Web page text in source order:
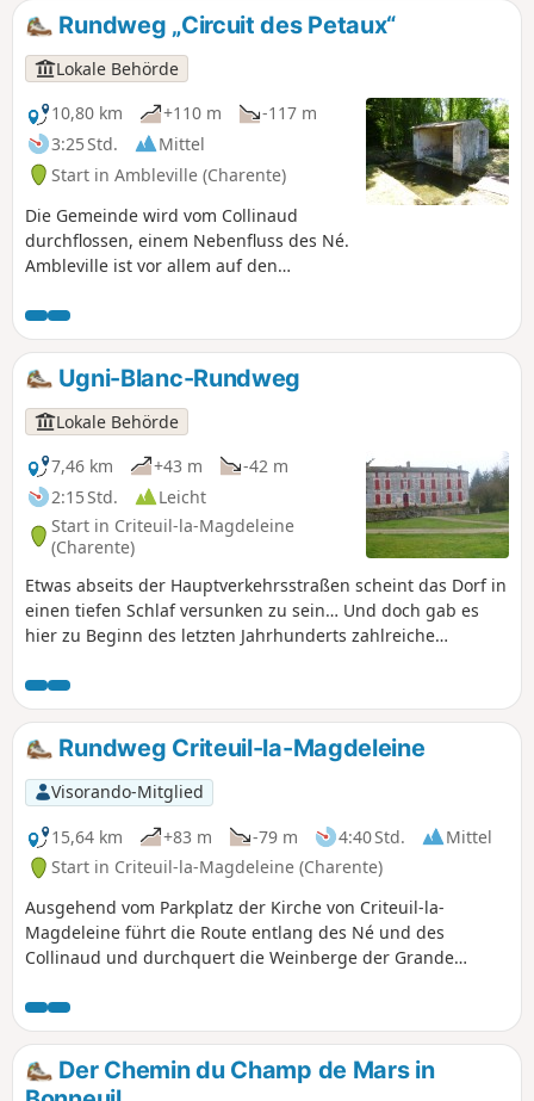
Rundweg „Circuit des Petaux“
Lokale Behörde
10,80 km
+110 m
-117 m
3:25 Std.
Mittel
Start in Ambleville (Charente)
Die Gemeinde wird vom Collinaud
durchflossen, einem Nebenfluss des Né.
Ambleville ist vor allem auf den
auch über fruchtbares
Getreideanbaugebiet.
Ugni-Blanc-Rundweg
Lokale Behörde
7,46 km
+43 m
-42 m
2:15 Std.
Leicht
Start in Criteuil-la-Magdeleine
(Charente)
Etwas abseits der Hauptverkehrsstraßen scheint das Dorf in
einen tiefen Schlaf versunken zu sein… Und doch gab es
hier zu Beginn des letzten Jahrhunderts zahlreiche
Umgebung zu Ansehen verhalfen. Criteuil-la-Magdeleine
besticht durch große Häuser, sogenannte „Logis“, und etwa
zehn Mühlen (die heute nicht mehr in Betrieb sind), die am
Fluss „Né“ liegen. Einige davon sind vom Wanderweg aus
zu sehen.
Rundweg Criteuil-la-Magdeleine
Visorando-Mitglied
15,64 km
+83 m -79 m 4:40 Std.
Mittel
Start in Criteuil-la-Magdeleine (Charente)
Ausgehend vom Parkplatz der Kirche von Criteuil-la-
Magdeleine führt die Route entlang des Né und des
Collinaud und durchquert die Weinberge der Grande
die Kirche Saint-Macrin - Saint Jean Baptiste, die Kapelle La
Magdeleine, die schönen Weingüter, das Waschhaus, die
Trinkwasserpumpstation, die Überreste einer Wasser- und
Windmühle sowie verschiedene Aussichtspunkte.
Der Chemin du Champ de Mars in